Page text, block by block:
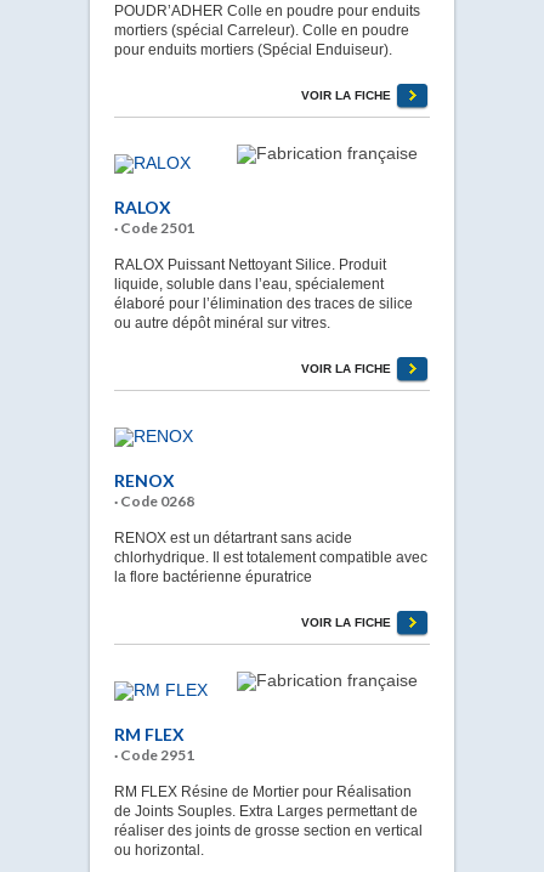
POUDR’ADHER Colle en poudre pour enduits
mortiers (spécial Carreleur). Colle en poudre
pour enduits mortiers (Spécial Enduiseur).
VOIR LA FICHE
RALOX
· Code 2501
RALOX Puissant Nettoyant Silice. Produit
liquide, soluble dans l’eau, spécialement
élaboré pour l’élimination des traces de silice
ou autre dépôt minéral sur vitres.
VOIR LA FICHE
RENOX
· Code 0268
RENOX est un détartrant sans acide
chlorhydrique. Il est totalement compatible avec
la flore bactérienne épuratrice
VOIR LA FICHE
RM FLEX
· Code 2951
RM FLEX Résine de Mortier pour Réalisation
de Joints Souples. Extra Larges permettant de
réaliser des joints de grosse section en vertical
ou horizontal.